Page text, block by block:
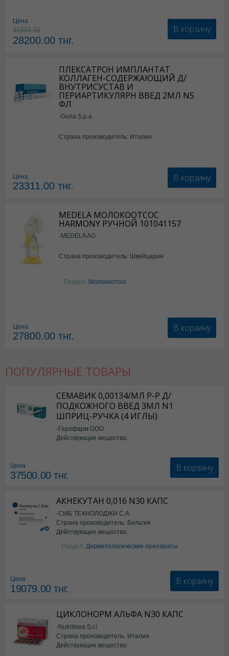
Цена
31333.33
28200.00 тнг.
В корзину
ПЛЕКСАТРОН ИМПЛАНТАТ
КОЛЛАГЕН-СОДЕРЖАЮЩИЙ Д/
ВНУТРИСУСТАВ И
ПЕРИАРТИКУЛЯРН ВВЕД 2МЛ N5
ФЛ
-Guna S.p.a.
Страна производитель: Италия
Цена
23311.00 тнг.
В корзину
MEDELA МОЛОКООТСОС
HARMONY РУЧНОЙ 101041157
-MEDELA AG
Страна производитель: Швейцария
Раздел: Молокоотсос
Цена
27800.00 тнг.
В корзину
ПОПУЛЯРНЫЕ ТОВАРЫ
СЕМАВИК 0,00134/МЛ Р-Р Д/
ПОДКОЖНОГО ВВЕД 3МЛ N1
ШПРИЦ-РУЧКА (4 ИГЛЫ)
-Герофарм ООО
Действующие вещества:
Цена
37500.00тнг.
В корзину
АКНЕКУТАН 0,016 N30 КАПС
-СМБ ТЕХНОЛОДЖИ С.А.
Страна производитель: Бельгия
Действующие вещества:
Изотретиноин
Раздел: Дерматологические препараты
Цена
19079.00тнг.
В корзину
ЦИКЛОНОРМ АЛЬФА N30 КАПС
-Nutrilinea S.r.l
Страна производитель: Италия
Действующие вещества: